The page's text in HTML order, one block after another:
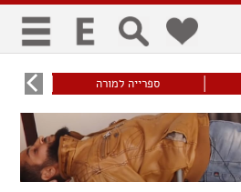
כללי
keyboard
ניווט מקלדת סימון כותרות
ספרייה למורה עוני